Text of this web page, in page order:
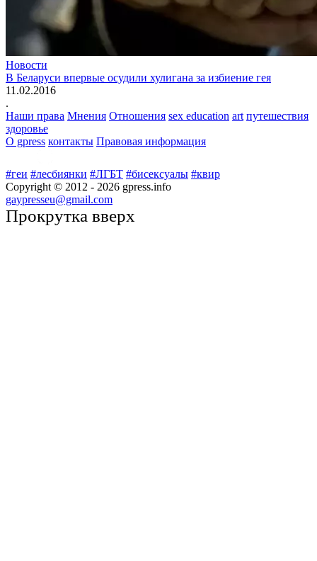
Новости
В Беларуси впервые осудили хулигана за избиение гея
11.02.2016
.
Наши права Мнения Отношения sex education art путешествия
здоровье
О gpress контакты Правовая информация
#геи #лесбиянки #ЛГБТ #бисексуалы #квир
Copyright © 2012 - 2026 gpress.info
gaypresseu@gmail.com
Прокрутка вверх